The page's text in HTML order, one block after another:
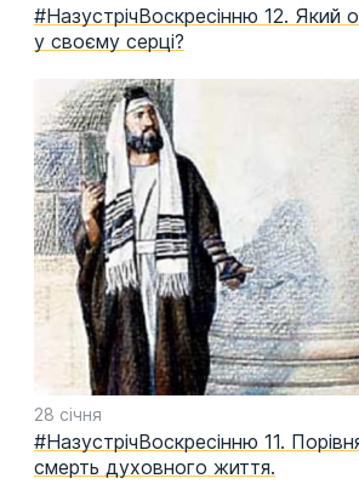
#НазустрічВоскресінню 12. Який
у своєму серці?
28 січня
#НазустрічВоскресінню 11.
смерть духовного життя.